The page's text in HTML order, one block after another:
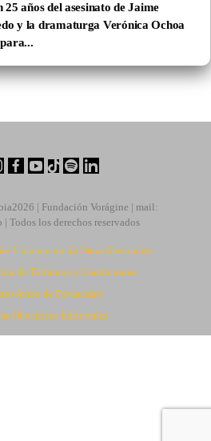
25 años del asesinato de Jaime
y la dramaturga Verónica Ochoa
2026 | Fundación Vorágine | mail:
| Todos los derechos reservados
Tratamiento de Datos Personales
de Términos y Condiciones
Aviso de Privacidad
Directrices Editoriales